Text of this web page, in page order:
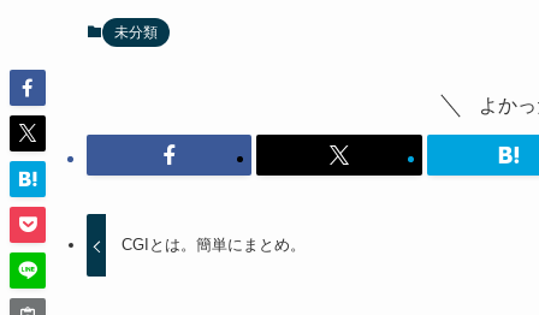
未分類
よか
CGIとは。簡単にまとめ。